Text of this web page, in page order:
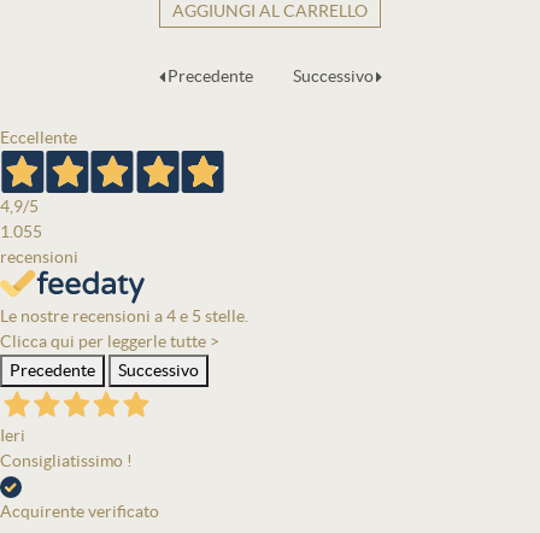
AGGIUNGI AL CARRELLO
Precedente Successivo
Eccellente
4,9/5
1.055
recensioni
Le nostre recensioni a 4 e 5 stelle.
Clicca qui per leggerle tutte >
Precedente
Successivo
Ieri
Consigliatissimo !
Acquirente verificato